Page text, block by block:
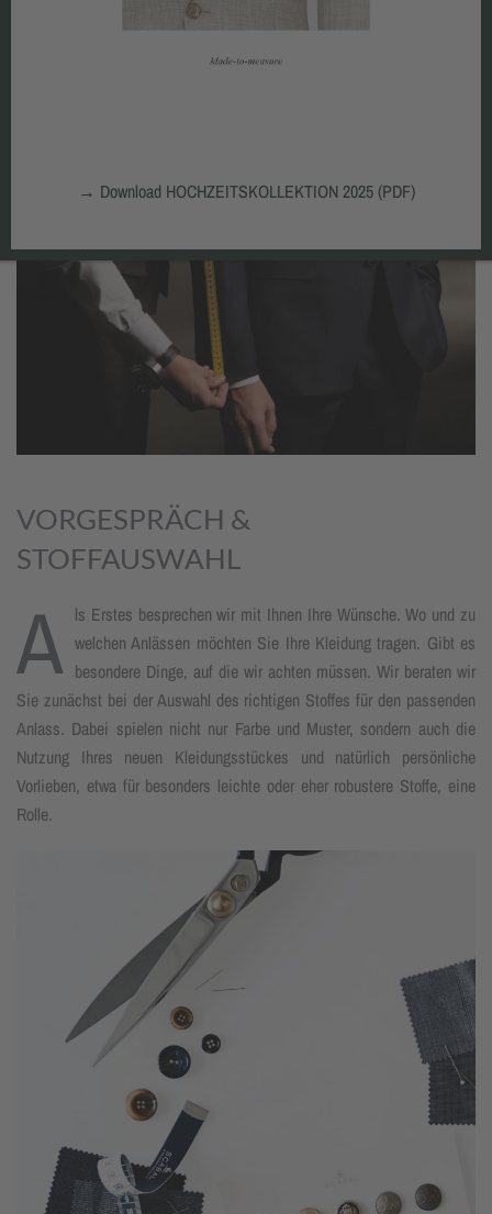
VORGESPRÄCH &
STOFFAUSWAHL
A ls Erstes besprechen wir mit Ihnen Ihre Wünsche. Wo und zu
welchen Anlässen möchten Sie Ihre Kleidung tragen. Gibt es
besondere Dinge, auf die wir achten müssen. Wir beraten wir
Sie zunächst bei der Auswahl des richtigen Stoffes für den passenden
Anlass. Dabei spielen nicht nur Farbe und Muster, sondern auch die
Nutzung Ihres neuen Kleidungsstückes und natürlich persönliche
Vorlieben, etwa für besonders leichte oder eher robustere Stoffe, eine
Rolle.
→ Download HOCHZEITSKOLLEKTION 2025 (PDF)